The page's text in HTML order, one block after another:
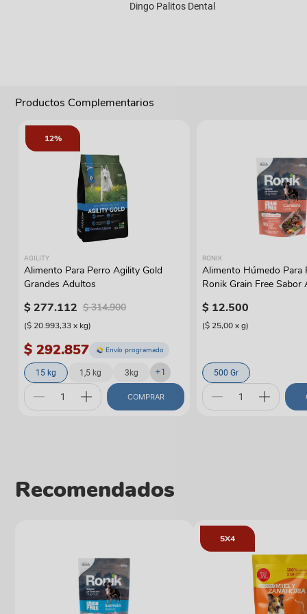
Dingo Palitos Dental
Productos Complementarios
12%
AGILITY
Alimento Para Perro Agility Gold
Grandes Adultos
$277.112 $ 314.900
($ 20.993,33x kg)
$ 292.857 Envío programado
15 kg 1,5 kg 3kg +1
COMPRAR
RONIK
Alimento Húmedo Para
Ronik Grain Free Sabor
$ 12.500
($ 25,00xg)
500 Gr
Recomendados
5X4